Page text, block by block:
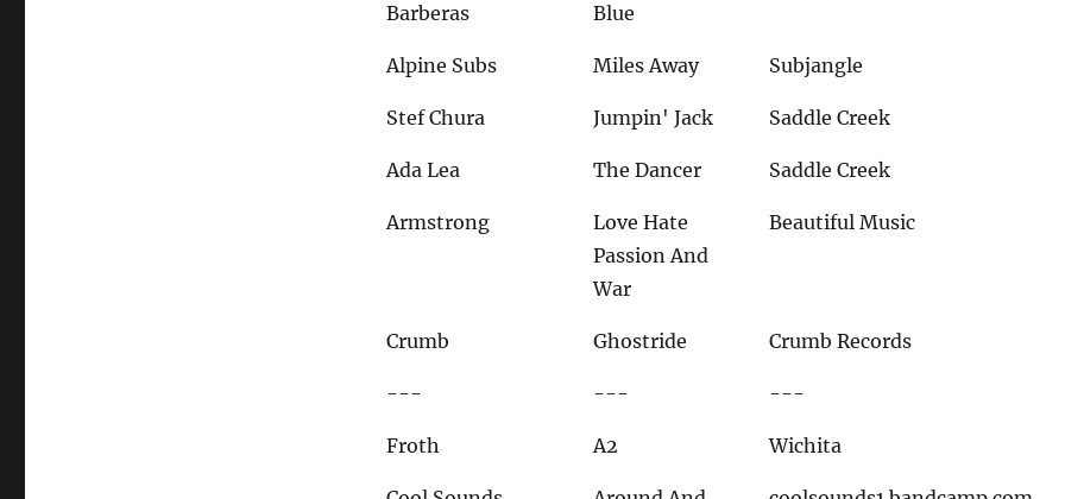
Barberas
Blue
Alpine Subs Miles Away Subjangle
Stef Chura Jumpin' Jack Saddle Creek
Ada Lea The Dancer Saddle Creek
Armstrong
Love Hate
Passion And
War
Beautiful Music
Crumb Ghostride Crumb Records
--- --- ---
Froth A2 Wichita